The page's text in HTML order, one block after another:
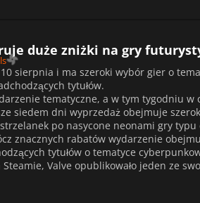
duże zniżki na gry
sierpnia i ma szeroki wybór gier o
tytułów.
tematyczne, a w tym tygodniu
siedem dni wyprzedaż obejmuje
po nasycone neonami gry
znacznych rabatów wydarzenie
tytułów o tematyce
Valve opublikowało jeden ze